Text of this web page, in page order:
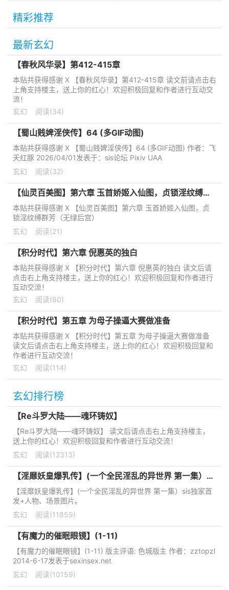
精彩推荐
最新玄幻
【春秋风华录】第412-415章
本贴共获得感谢 X 【春秋风华录】第412-415章 读文前请点击右
上角支持楼主，送上你的红心！欢迎积极回复和作者进行互动交
流！
玄幻
阅读(34)
【蜀山贱婢淫侠传】64 (多GIF动图)
本贴共获得感谢 X 【蜀山贱婢淫侠传】64 (多GIF动图) 作者：飞
天红豚 2026/04/01发表于：sis论坛 Pixiv UAA
玄幻
阅读(32)
【仙灵百美图】第六章 玉首娇姬入仙图，贞锁淫纹缚群芳（无绿后宫）
本贴共获得感谢 X 【仙灵百美图】第六章 玉首娇姬入仙图，贞
锁淫纹缚群芳（无绿后宫）
玄幻
阅读(21)
【积分时代】第六章 倪惠英的独白
本贴共获得感谢 X 【积分时代】第六章 倪惠英的独白 读文后请
点击右上角支持楼主，送上你的红心！欢迎积极回复和作者进行
互动交流！
玄幻
阅读(80)
【积分时代】第五章 为母子操逼大赛做准备
本贴共获得感谢 X 【积分时代】第五章 为母子操逼大赛做准备
读文后请点击右上角支持楼主，送上你的红心！欢迎积极回复和
作者进行互动交流！
玄幻
阅读(114)
玄幻排行榜
【Re斗罗大陆——魂环铸奴】
【Re斗罗大陆——魂环铸奴】 读文后请点击右上角支持楼主，
送上你的红心！欢迎积极回复和作者进行互动交流！
玄幻
阅读(12313)
【淫靡妖皇爆乳传】(一个全民淫乱的异世界 第一集）sis独家首发+人物、场景图片。
【淫靡妖皇爆乳传】(一个全民淫乱的异世界 第一集）sis独家首
发+人物、场景图片。
玄幻
阅读(11859)
【有魔力的催眠眼镜】(1-11)
【有魔力的催眠眼镜】(1-11) 版主评语: 色城版主 作者：zztopzl
2014-6-17发表于sexinsex.net
玄幻
阅读(10159)